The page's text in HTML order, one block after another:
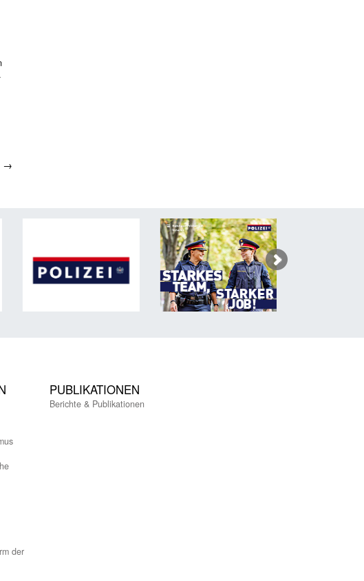
→
der
PUBLIKATIONEN
Berichte & Publikationen